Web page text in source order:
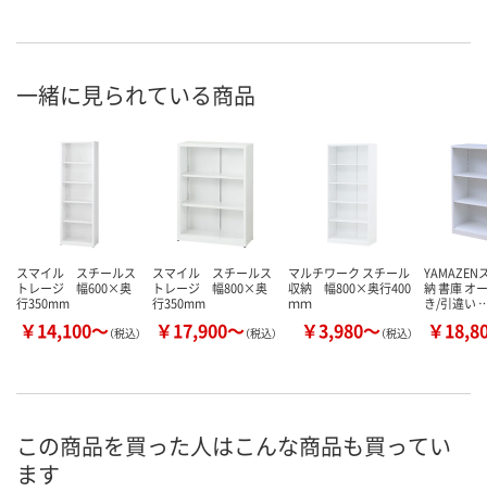
一緒に見られている商品
スマイル スチールス
トレージ 幅600×奥
行350mm
￥14,100～（税込）
スマイル スチールス
トレージ 幅800×奥
行350mm
￥17,900～（税込）
マルチワーク スチール
収納 幅800×奥行400
ｍｍ
￥3,980～（税込）
YAMAZEN
納 書庫 オ
き/引違い
￥
この商品を買った人はこんな商品も買ってい
ます